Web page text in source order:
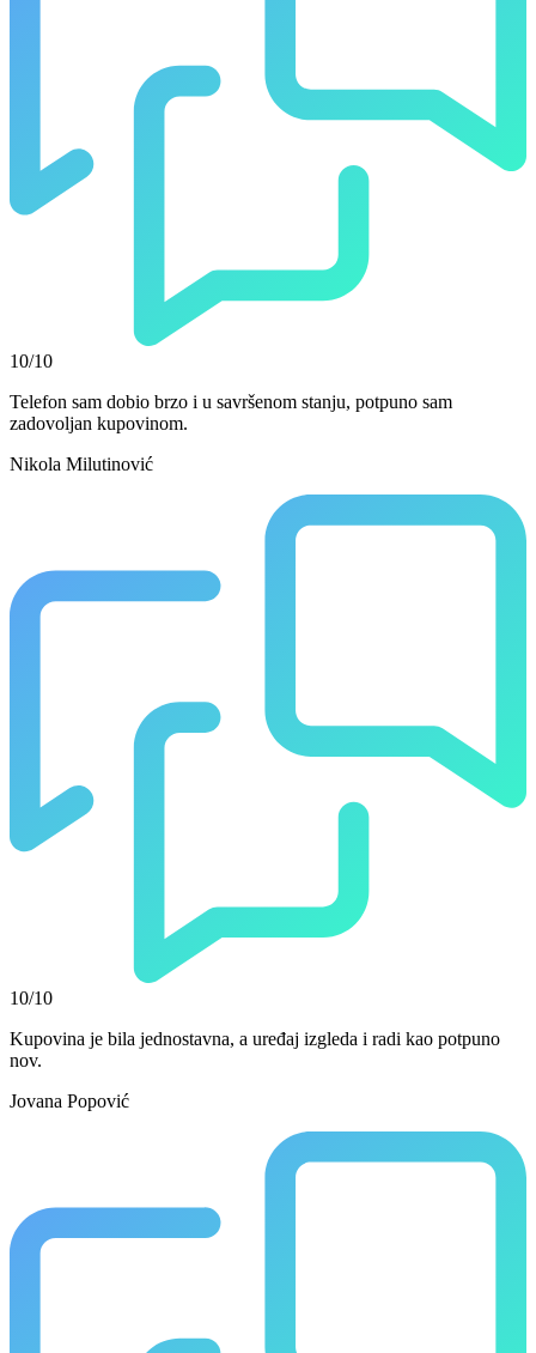
10/10
Telefon sam dobio brzo i u savršenom stanju, potpuno sam
zadovoljan kupovinom.
Nikola Milutinović
10/10
Kupovina je bila jednostavna, a uređaj izgleda i radi kao potpuno
nov.
Jovana Popović